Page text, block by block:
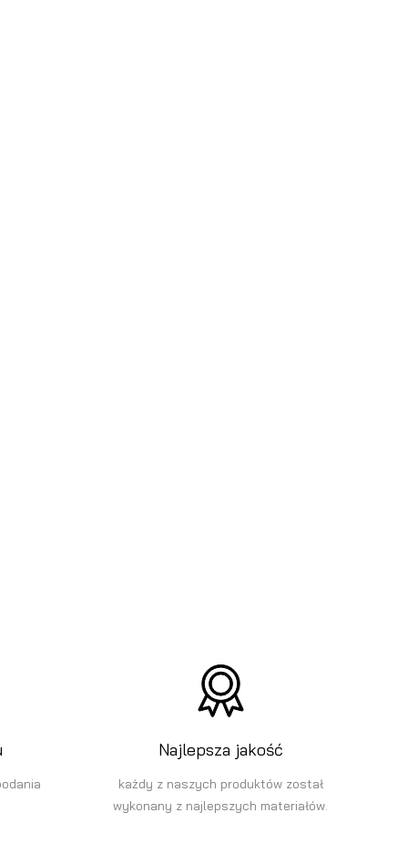
Najlepsza jakość
każdy z naszych produktów został
wykonany z najlepszych materiałów.